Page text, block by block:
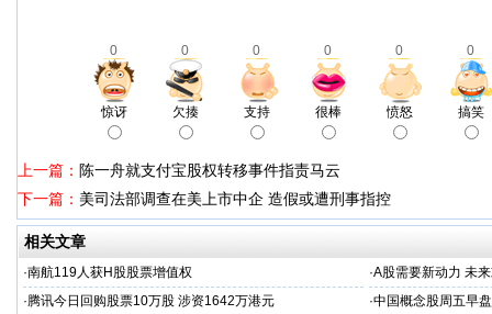
0 0 0 0 0 0
惊讶 欠揍 支持 很棒 愤怒 搞笑
上一篇： 陈一舟就支付宝股权转移事件指责马云
下一篇： 美司法部调查在美上市中企 造假或遭刑事指控
相关文章
·南航119人获H股股票增值权 ·A股需要新动力 未
·腾讯今日回购股票10万股 涉资1642万港元 ·中国概念股周五早